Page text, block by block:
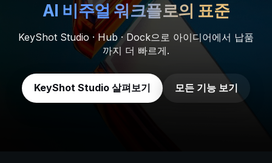
AI 비주얼 워크플로의 표준
KeyShot Studio · Hub · Dock으로 아이디어에서 납품
까지 더 빠르게.
KeyShot Studio 살펴보기 모든 기능 보기